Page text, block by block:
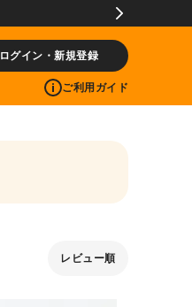
ログイン・新規登録
ご利用ガイド
レビュー順